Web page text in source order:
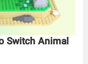
Switch Animal